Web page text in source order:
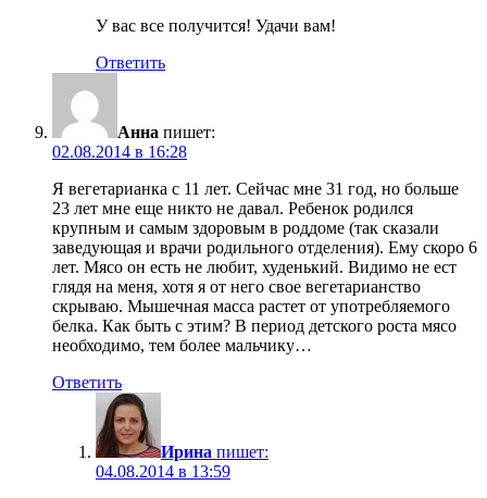
У вас все получится! Удачи вам!
Ответить
Анна пишет:
02.08.2014 в 16:28
Я вегетарианка с 11 лет. Сейчас мне 31 год, но больше
23 лет мне еще никто не давал. Ребенок родился
крупным и самым здоровым в роддоме (так сказали
заведующая и врачи родильного отделения). Ему скоро 6
лет. Мясо он есть не любит, худенький. Видимо не ест
глядя на меня, хотя я от него свое вегетарианство
скрываю. Мышечная масса растет от употребляемого
белка. Как быть с этим? В период детского роста мясо
необходимо, тем более мальчику…
Ответить
Ирина пишет:
04.08.2014 в 13:59